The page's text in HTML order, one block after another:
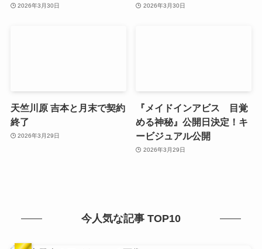
2026年3月30日 2026年3月30日
天竺川原 吉本と月末で契約
終了
2026年3月29日
『メイドインアビス 目覚
める神秘』公開日決定！キ
ービジュアル公開
2026年3月29日
今人気な記事 TOP10